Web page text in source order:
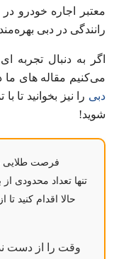
معتبر اجاره‌ خودرو
رانندگی در دبی
اگر به دنبال تجربه‌
می‌کنیم مقاله‌ های ما
دبی را نیز بخوانید تا
شوید!
فرصت طلایی
تنها تعداد محدودی
حالا اقدام کنید
وقت را از دست